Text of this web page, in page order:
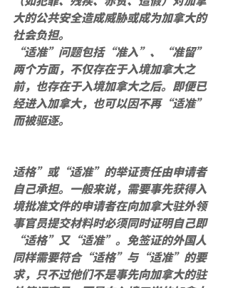
大的公共安全造成威胁或成为加拿大的
社会负担。
“适准”问题包括“准入”、“准留”
两个方面，不仅存在于入境加拿大之
前，也存在于入境加拿大之后。即便已
经进入加拿大，也可以因不再“适准”
而被驱逐。
适格”或“适准”的举证责任由申请者
自己承担。一般来说，需要事先获得入
境批准文件的申请者在向加拿大驻外领
事官员提交材料时必须同时证明自己即
“适格”又“适准”。免签证的外国人
同样需要符合“适格”与“适准”的要
求，只不过他们不是事先向加拿大的驻